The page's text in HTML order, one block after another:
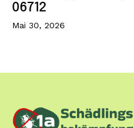
06712
Mai 30, 2026